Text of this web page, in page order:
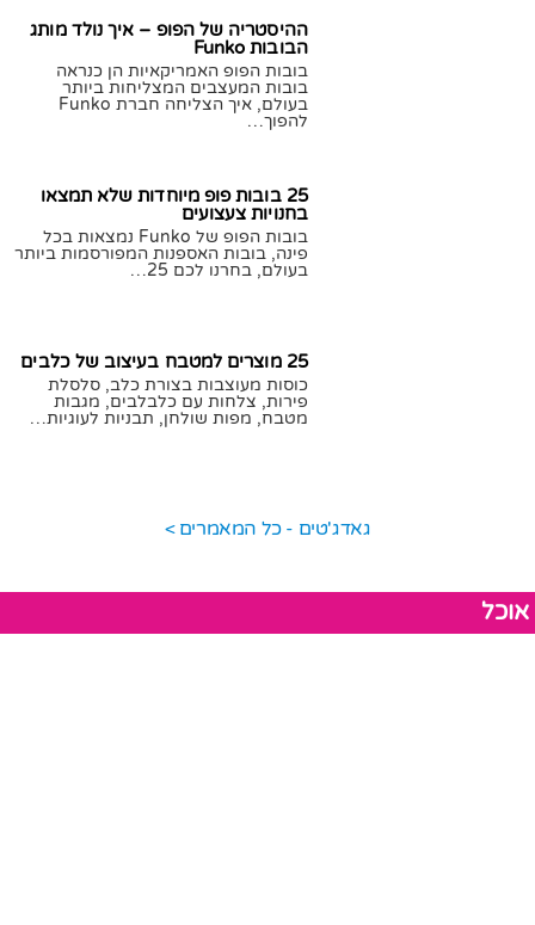
ההיסטריה של הפופ – איך נולד מותג
הבובות Funko
בובות הפופ האמריקאיות הן כנראה
בובות המעצבים המצליחות ביותר
בעולם, איך הצליחה חברת Funko
להפוך…
25 בובות פופ מיוחדות שלא תמצאו
בחנויות צעצועים
בובות הפופ של Funko נמצאות בכל
פינה, בובות האספנות המפורסמות ביותר
בעולם, בחרנו לכם 25…
25 מוצרים למטבח בעיצוב של כלבים
כוסות מעוצבות בצורת כלב, סלסלת
פירות, צלחות עם כלבלבים, מגבות
מטבח, מפות שולחן, תבניות לעוגיות…
גאדג'טים - כל המאמרים >
אוכל